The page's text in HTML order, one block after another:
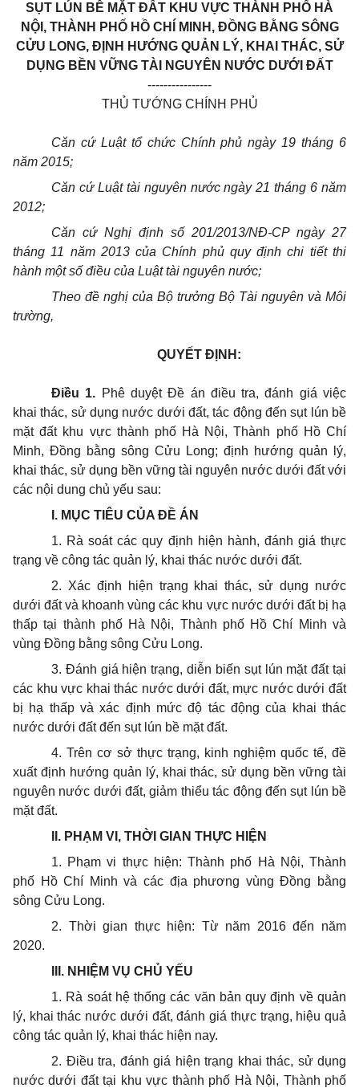
SỤT LÚN BỀ MẶT ĐẤT KHU VỰC THÀNH PHỐ HÀ
NỘI, THÀNH PHỐ HỒ CHÍ MINH, ĐỒNG BẰNG SÔNG
CỬU LONG, ĐỊNH HƯỚNG QUẢN LÝ, KHAI THÁC, SỬ
DỤNG BỀN VỮNG TÀI NGUYÊN NƯỚC DƯỚI ĐẤT
----------------
THỦ TƯỚNG CHÍNH PHỦ
Căn cứ Luật tổ chức Chính phủ ngày 19 tháng 6
năm 2015;
Căn cứ Luật tài nguyên nước ngày 21 tháng 6 năm
2012;
Căn cứ Nghị định số 201/2013/NĐ-CP ngày 27
tháng 11 năm 2013 của Chính phủ quy định chi tiết thi
hành một số điều của Luật tài nguyên nước;
Theo đề nghị của Bộ trưởng Bộ Tài nguyên và Môi
trường,
QUYẾT ĐỊNH:
Điều 1. Phê duyệt Đề án điều tra, đánh giá việc
khai thác, sử dụng nước dưới đất, tác động đến sụt lún bề
mặt đất khu vực thành phố Hà Nội, Thành phố Hồ Chí
Minh, Đồng bằng sông Cửu Long; định hướng quản lý,
khai thác, sử dụng bền vững tài nguyên nước dưới đất với
các nội dung chủ yếu sau:
I. MỤC TIÊU CỦA ĐỀ ÁN
1. Rà soát các quy định hiện hành, đánh giá thực
trạng về công tác quản lý, khai thác nước dưới đất.
2. Xác định hiện trạng khai thác, sử dụng nước
dưới đất và khoanh vùng các khu vực nước dưới đất bị hạ
thấp tại thành phốHà Nội, Thành phốHồ Chí Minh và
vùng Đồng bằng sông Cửu Long.
3. Đánh giá hiện trạng, diễn biến sụt lún mặt đất tại
các khu vực khai thác nước dưới đất, mực nước dưới đất
bị hạ thấp và xác định mức độ tác động của khai thác
nước dưới đất đến sụt lún bề mặt đất.
4. Trên cơ sở thực trạng, kinh nghiệm quốc tế, đề
xuất định hướng quản lý, khai thác, sử dụng bền vững tài
nguyên nước dưới đất, giảm thiểu tác động đến sụt lún bề
mặt đất.
II. PHẠM VI, THỜI GIAN THỰC HIỆN
1. Phạm vi thực hiện: Thành phố Hà Nội, Thành
phố Hồ Chí Minh và các địa phương vùng Đồng bằng
sông Cửu Long.
2. Thời gian thực hiện: Từ năm 2016 đến năm
2020.
III. NHIỆM VỤ CHỦ YẾU
1. Rà soát hệ thống các văn bản quy định về quản
lý, khai thác nước dưới đất, đánh giá thực trạng, hiệu quả
công tác quản lý, khai thác hiện nay.
2. Điều tra, đánh giá hiện trạng khai thác, sử dụng
nước dưới đất tại khu vực thành phố Hà Nội, Thành phố